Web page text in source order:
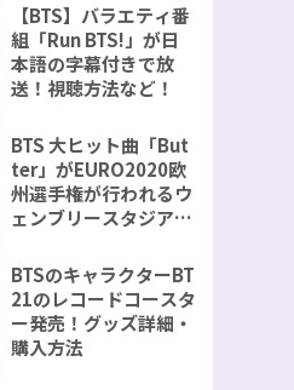
【BTS】バラエティ番
組「Run BTS!」が日
本語の字幕付きで放
送！視聴方法など！
BTS 大ヒット曲「But
ter」がEURO2020欧
州選手権が行われるウ
ェンブリースタジアム
BTSのキャラクターBT
21のレコードコースタ
ー発売！グッズ詳細・
購入方法